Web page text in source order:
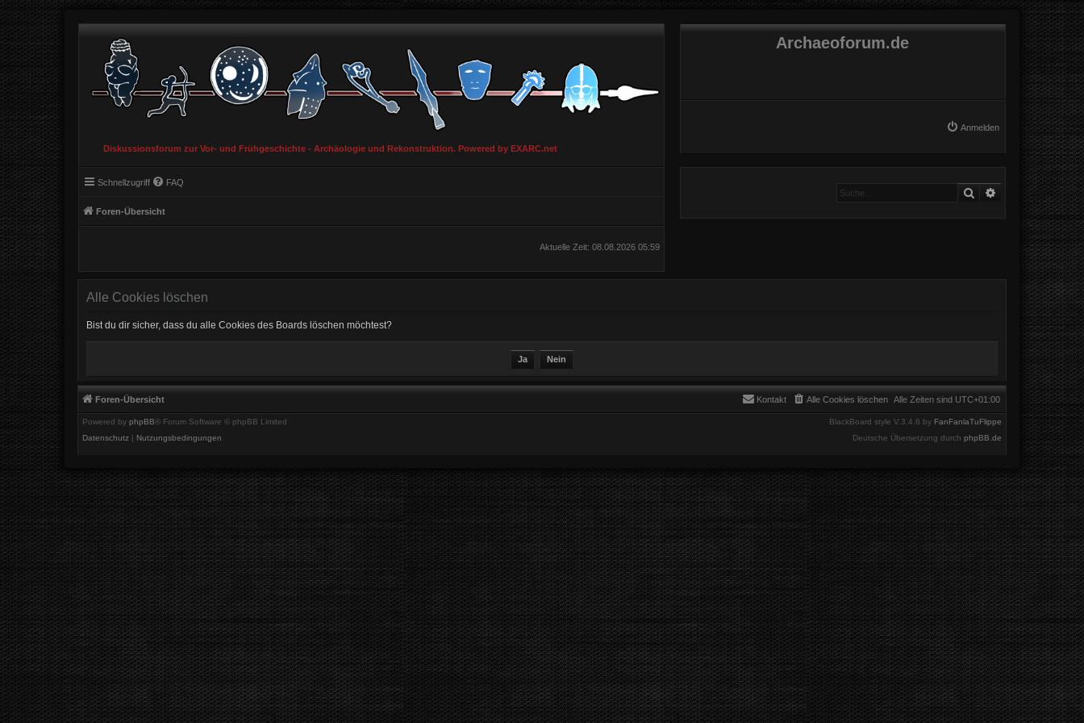
Diskussionsforum zur Vor- und Frühgeschichte - Archäologie und Rekonstruktion. Powered by EXARC.net
Archaeoforum.de
Anmelden
Schnellzugriff FAQ
Foren-Übersicht
Suche Erweiterte Suche
Aktuelle Zeit: 08.08.2026 05:59
Alle Cookies löschen
Bist du dir sicher, dass du alle Cookies des Boards löschen möchtest?
Foren-Übersicht Alle Zeiten sind UTC+01:00
Alle Cookies löschen
Kontakt
Powered by phpBB® Forum Software © phpBB Limited BlackBoard style V.3.4.6 by FanFanlaTuFlippe
Deutsche Übersetzung durch phpBB.de
Datenschutz Nutzungsbedingungen